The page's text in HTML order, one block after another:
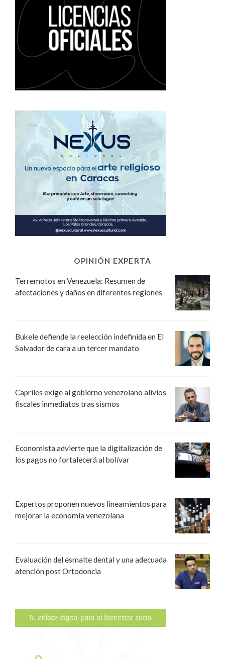
OPINIÓN EXPERTA
Terremotos en Venezuela: Resumen de
afectaciones y daños en diferentes regiones
Bukele defiende la reelección indefinida en El
Salvador de cara a un tercer mandato
Capriles exige al gobierno venezolano alivios
fiscales inmediatos tras sismos
Economista advierte que la digitalización de
los pagos no fortalecerá al bolívar
Expertos proponen nuevos lineamientos para
mejorar la economía venezolana
Evaluación del esmalte dental y una adecuada
atención post Ortodoncia